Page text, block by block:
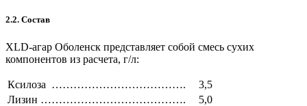
2.2. Состав
XLD-агар Оболенск представляет собой смесь сухих
компонентов из расчета, г/л:
Ксилоза ……………………………….
3,5
Лизин ………………………………….
5,0